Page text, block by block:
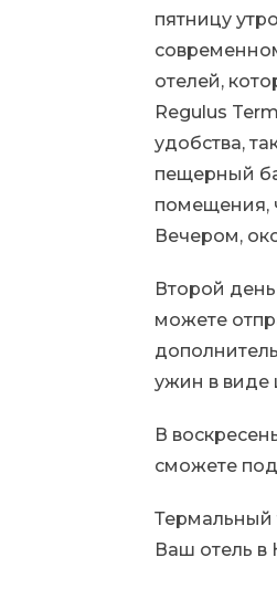
пятницу
отелей,
Regulus
удобства,
пещерный
помещения,
Вечером,
Второй день
можете
ужин в виде
В
сможете
Термальный
Ваш отель в